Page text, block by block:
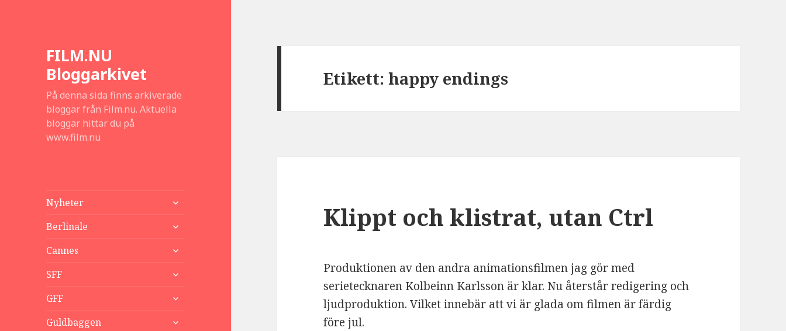
FILM.NU
Bloggarkivet
På denna sida finns arkiverade
bloggar från Film.nu. Aktuella
bloggar hittar du på
www.film.nu
Nyheter
expandera
Berlinale
expandera
Cannes
expandera
SFF
expandera
GFF
expandera
Guldbaggen
expandera
Etikett:happy endings
Klippt och klistrat, utan Ctrl
Produktionen av den andra animationsfilmen jag gör med
serietecknaren Kolbeinn Karlsson är klar. Nu återstår redigering och
ljudproduktion. Vilket innebär att vi är glada om filmen är färdig
före jul.